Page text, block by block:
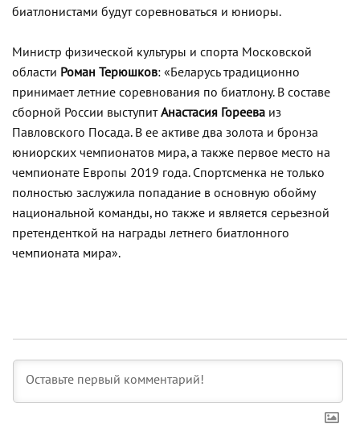
биатлонистами будут соревноваться и юниоры.
Министр физической культуры и спорта Московской
области Роман Терюшков: «Беларусь традиционно
принимает летние соревнования по биатлону. В составе
сборной России выступитАнастасия Гореева из
Павловского Посада. В ее активе два золота и бронза
юниорских чемпионатов мира, а также первое место на
чемпионате Европы 2019 года. Спортсменка не только
полностью заслужила попадание в основную обойму
национальной команды, но также и является серьезной
претенденткой на награды летнего биатлонного
чемпионата мира».